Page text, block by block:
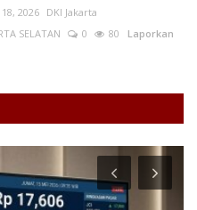
18, 2026 DKI Jakarta
SELATAN
0 80 Laporkan